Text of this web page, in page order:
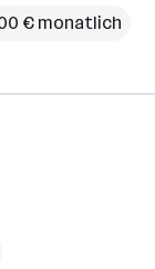
€ monatlich